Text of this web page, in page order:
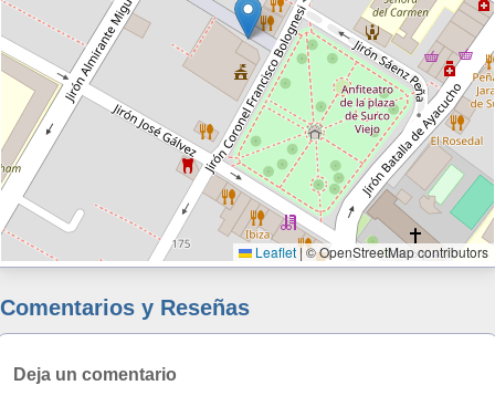
Leaflet|© OpenStreetMap contributors
Comentarios y Reseñas
Deja un comentario